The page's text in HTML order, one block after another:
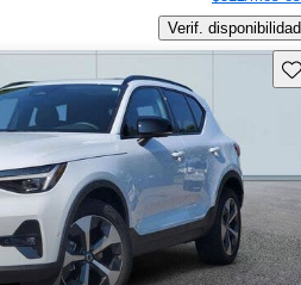
Verif. disponibilidad